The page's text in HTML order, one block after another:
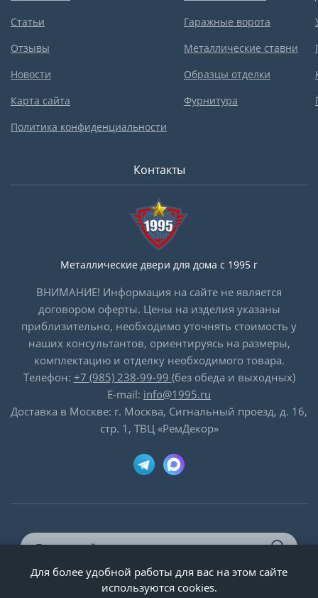
Статьи
Отзывы
Новости
Карта сайта
Политика конфиденциальности
Гаражные ворота
Металлические ставни
Образцы отделки
Фурнитура
Контакты
Металлические двери для дома с 1995 г
ВНИМАНИЕ! Информация на сайте не является
договором оферты. Цены на изделия указаны
приблизительно, необходимо уточнять стоимость у
наших консультантов, ориентируясь на размеры,
комплектацию и отделку необходимого товара.
Телефон: +7 (985) 238-99-99 (без обеда и выходных)
E-mail: info@1995.ru
Доставка в Москве: г. Москва, Сигнальный проезд, д. 16,
стр. 1, ТВЦ «РемДекор»
© ООО «Двери-и-точка», ИНН 5020092947, 1995-2026 г.
Для более удобной работы для вас на этом сайте
используются cookies.